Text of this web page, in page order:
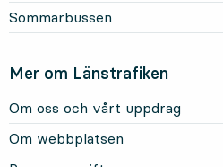
Sommarbussen
Mer om Länstrafiken
Om oss och vårt uppdrag
Om webbplatsen